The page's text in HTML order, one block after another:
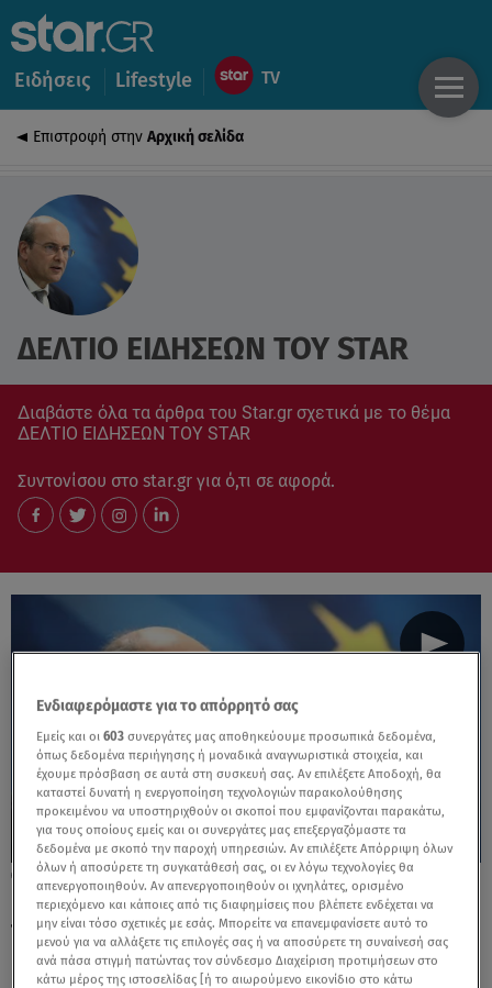
Ειδήσεις Lifestyle
Επιστροφή στην Αρχική σελίδα
ΔΕΛΤΙΟ ΕΙΔΗΣΕΩΝ ΤΟΥ STAR
Διαβάστε όλα τα άρθρα του Star.gr σχετικά με το θέμα
ΔΕΛΤΙΟ ΕΙΔΗΣΕΩΝ ΤΟΥ STAR
Συντονίσου στο star.gr για ό,τι σε αφορά.
16.11.23, 11:44
Έκτακτο επίδομα αλληλεγγύης: Ποιοι θα το
πάρουν τα Χριστούγεννα
Ενδιαφερόμαστε για το απόρρητό σας
Εμείς και οι603 συνεργάτες μας αποθηκεύουμε προσωπικά δεδομένα,
όπως δεδομένα περιήγησης ή μοναδικά αναγνωριστικά στοιχεία, και
έχουμε πρόσβαση σε αυτά στη συσκευή σας. Αν επιλέξετε Αποδοχή, θα
καταστεί δυνατή η ενεργοποίηση τεχνολογιών παρακολούθησης
προκειμένου να υποστηριχθούν οι σκοποί που εμφανίζονται παρακάτω,
για τους οποίους εμείς και οι συνεργάτες μας επεξεργαζόμαστε τα
δεδομένα με σκοπό την παροχή υπηρεσιών. Αν επιλέξετε Απόρριψη όλων
όλων ή αποσύρετε τη συγκατάθεσή σας, οι εν λόγω τεχνολογίες θα
απενεργοποιηθούν. Αν απενεργοποιηθούν οι ιχνηλάτες, ορισμένο
περιεχόμενο και κάποιες από τις διαφημίσεις που βλέπετε ενδέχεται να
μην είναι τόσο σχετικές με εσάς. Μπορείτε να επανεμφανίσετε αυτό το
μενού για να αλλάξετε τις επιλογές σας ή να αποσύρετε τη συναίνεσή σας
ανά πάσα στιγμή πατώντας τον σύνδεσμο Διαχείριση προτιμήσεων στο
κάτω μέρος της ιστοσελίδας [ή το αιωρούμενο εικονίδιο στο κάτω